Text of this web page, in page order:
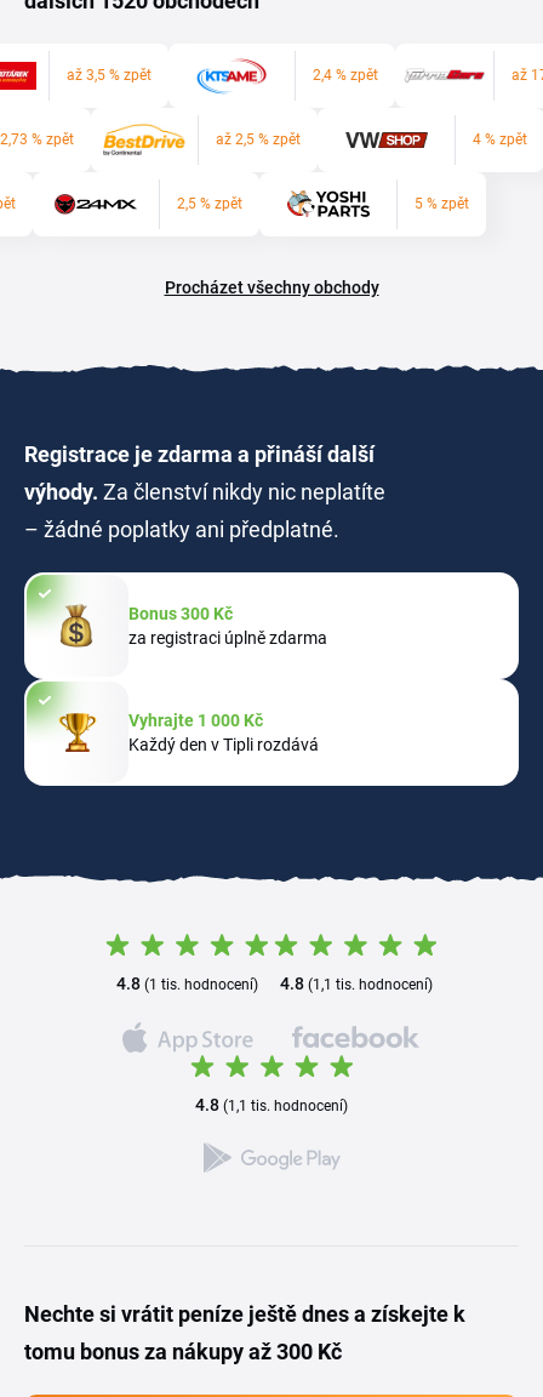
až 3,5 % zpět 2,4 % zpět až
% zpět až 2,5 % zpět 4 % zpět
2,5 % zpět 5 % zpět
Procházet všechny obchody
Registrace je zdarma a přináší další
výhody. Za členství nikdy nic neplatíte
– žádné poplatky ani předplatné.
Bonus 300 Kč
za registraci úplně zdarma
Vyhrajte 1 000 Kč
Každý den v Tipli rozdává
4.8 (1 tis. hodnocení) 4.8(1,1 tis. hodnocení)
4.8 (1,1 tis. hodnocení)
Nechte si vrátit peníze ještě dnes a získejte k
tomu bonus za nákupy až 300 Kč